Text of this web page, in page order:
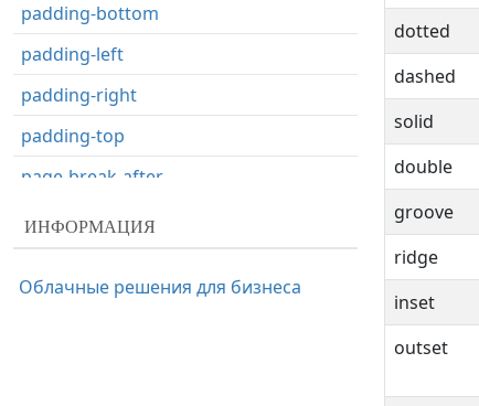
dotted
dashed
solid
double
groove
ridge
inset
outset
padding-bottom
padding-left
padding-right
padding-top
page-break-after
page-break-before
perspective
ИНФОРМАЦИЯ
Облачные решения для бизнеса